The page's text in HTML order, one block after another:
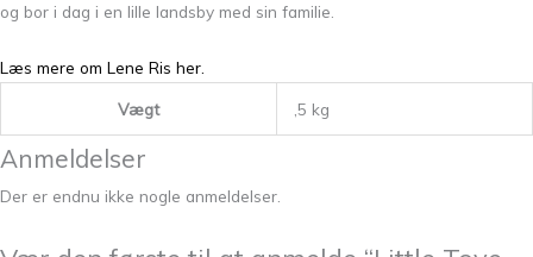
og bor i dag i en lille landsby med sin familie​.
Læs mere om Lene Ris her.
Vægt ,5 kg
Anmeldelser
Der er endnu ikke nogle anmeldelser.